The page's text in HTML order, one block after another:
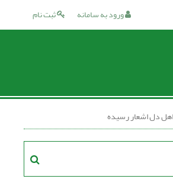
ثبت نام ورود به سامانه
دل اشعار رسیده